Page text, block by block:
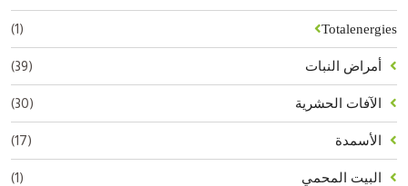
Totalenergies
(1)
أمراض النبات (39)
الآفات الحشرية (30)
الأسمدة (17)
البيت المحمي (1)